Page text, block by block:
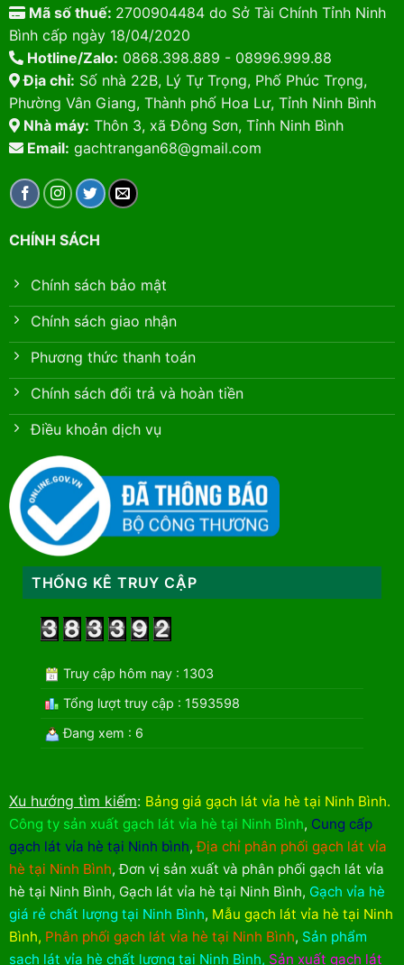
Mã số thuế: 2700904484 do Sở Tài Chính Tỉnh Ninh
Bình cấp ngày 18/04/2020
Hotline/Zalo: 0868.398.889 - 08996.999.88
Địa chỉ: Số nhà 22B, Lý Tự Trọng, Phố Phúc Trọng,
Phường Vân Giang, Thành phố Hoa Lư, Tỉnh Ninh Bình
Nhà máy: Thôn 3, xã Đông Sơn, Tỉnh Ninh Bình
Email: gachtrangan68@gmail.com
CHÍNH SÁCH
Chính sách bảo mật
Chính sách giao nhận
Phương thức thanh toán
Chính sách đổi trả và hoàn tiền
Điều khoản dịch vụ
THỐNG KÊ TRUY CẬP
Truy cập hôm nay : 1303
Tổng lượt truy cập : 1593598
Đang xem : 6
Xu hướng tìm kiếm: Bảng giá gạch lát vỉa hè tại Ninh Bình.
Công ty sản xuất gạch lát vỉa hè tại Ninh Bình, Cung cấp
gạch lát vỉa hè tại Ninh bình,Địa chỉ phân phối gạch lát vỉa
hè tại Ninh Bình,Đơn vị sản xuất và phân phối gạch lát vỉa
hè tại Ninh Bình, Gạch lát vỉa hè tại Ninh Bình, Gạch vỉa hè
giá rẻ chất lượng tại Ninh Bình, Mẫu gạch lát vỉa hè tại Ninh
Bình, Phân phối gạch lát vỉa hè tại Ninh Bình, Sản phẩm
sạch lát vỉa hè chất lượng tại Ninh Bình, Sản xuất gạch lát